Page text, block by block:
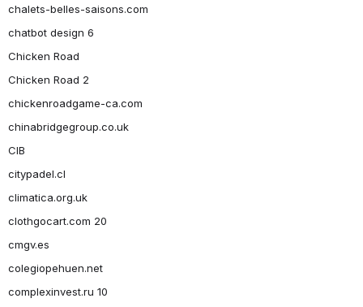
chalets-belles-saisons.com
chatbot design 6
Chicken Road
Chicken Road 2
chickenroadgame-ca.com
chinabridgegroup.co.uk
CIB
citypadel.cl
climatica.org.uk
clothgocart.com 20
cmgv.es
colegiopehuen.net
complexinvest.ru 10